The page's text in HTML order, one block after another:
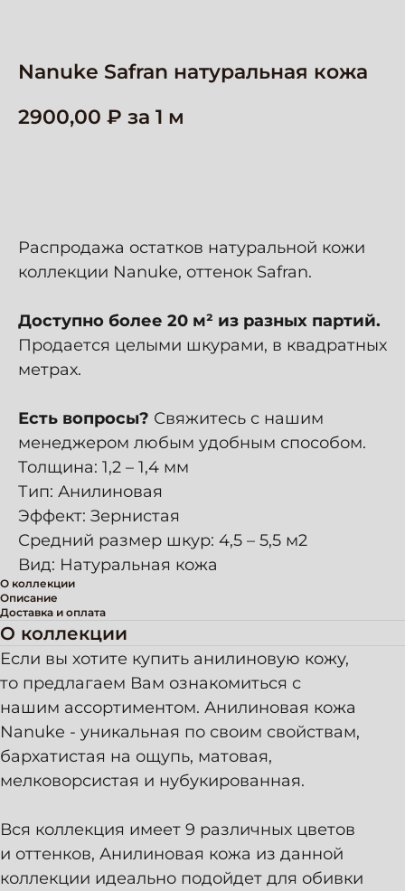
Nanuke Safran натуральная кожа
2900,00
Распродажа остатков натуральной кожи
коллекции Nanuke, оттенок Safran.
Доступно более 20 м² из разных партий.
Продается целыми шкурами, в квадратных
метрах.
Есть вопросы? Свяжитесь с нашим
менеджером любым удобным способом.
Толщина: 1,2 – 1,4 мм
Тип: Анилиновая
Эффект: Зернистая
Средний размер шкур: 4,5 – 5,5 м2
Вид: Натуральная кожа
О коллекции
Описание
Доставка и оплата
О коллекции
Если вы хотите купить анилиновую кожу,
то предлагаем Вам ознакомиться с
нашим ассортиментом. Анилиновая кожа
Nanuke - уникальная по своим свойствам,
бархатистая на ощупь, матовая,
мелковорсистая и нубукированная.
Вся коллекция имеет 9 различных цветов
и оттенков, Анилиновая кожа из данной
коллекции идеально подойдет для обивки